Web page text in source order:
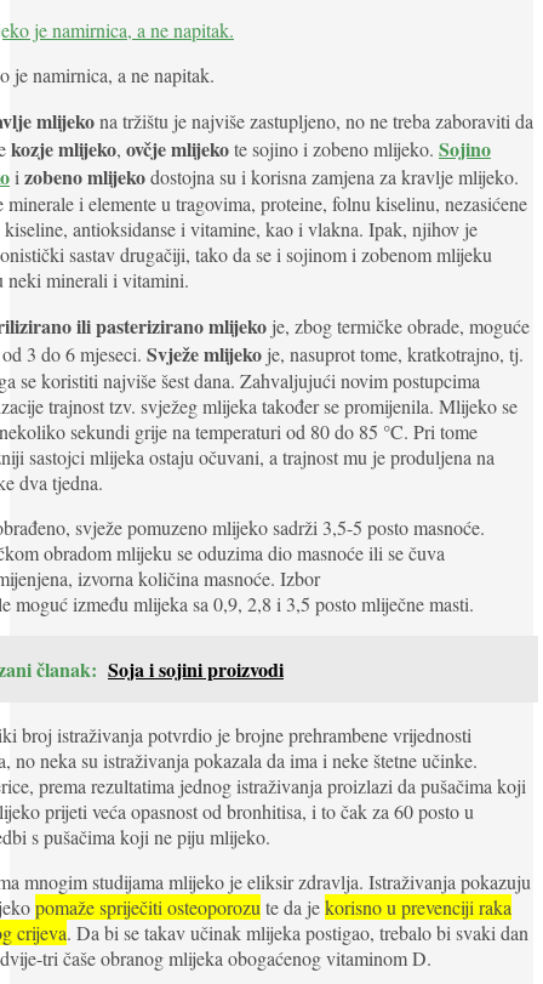
je namirnica, a ne napitak.
mlijekona tržištu je najviše zastupljeno, no ne treba zaboraviti da
kozje mlijeko, ovčje mlijekote sojino i zobeno mlijeko. Sojino
izobeno mlijekodostojna su i korisna zamjena za kravlje mlijeko.
minerale i elemente u tragovima, proteine, folnu kiselinu, nezasićene
kiseline, antioksidanse i vitamine, kao i vlakna. Ipak, njihov je
sastav drugačiji, tako da se i sojinom i zobenom mlijeku
neki minerali i vitamini.
ili pasterizirano mlijeko je, zbog termičke obrade, moguće
3 do 6 mjeseci. Svježe mlijeko je, nasuprot tome, kratkotrajno, tj.
se koristiti najviše šest dana. Zahvaljujući novim postupcima
trajnost tzv. svježeg mlijeka također se promijenila. Mlijeko se
sekundi grije na temperaturi od 80 do 85 °C. Pri tome
sastojci mlijeka ostaju očuvani, a trajnost mu je produljena na
dva tjedna.
svježe pomuzeno mlijeko sadrži 3,5-5 posto masnoće.
obradom mlijeku se oduzima dio masnoće ili se čuva
izvorna količina masnoće. Izbor
moguć između mlijeka sa 0,9, 2,8 i 3,5 posto mliječne masti.
članak: Soja i sojini proizvodi
broj istraživanja potvrdio je brojne prehrambene vrijednosti
no neka su istraživanja pokazala da ima i neke štetne učinke.
prema rezultatima jednog istraživanja proizlazi da pušačima koji
prijeti veća opasnost od bronhitisa, i to čak za 60 posto u
s pušačima koji ne piju mlijeko.
mnogim studijama mlijeko je eliksir zdravlja. Istraživanja pokazuju
pomaže spriječiti osteoporozute da jekorisno u prevenciji raka
crijeva. Da bi se takav učinak mlijeka postigao, trebalo bi svaki dan
tri čaše obranog mlijeka obogaćenog vitaminom D.